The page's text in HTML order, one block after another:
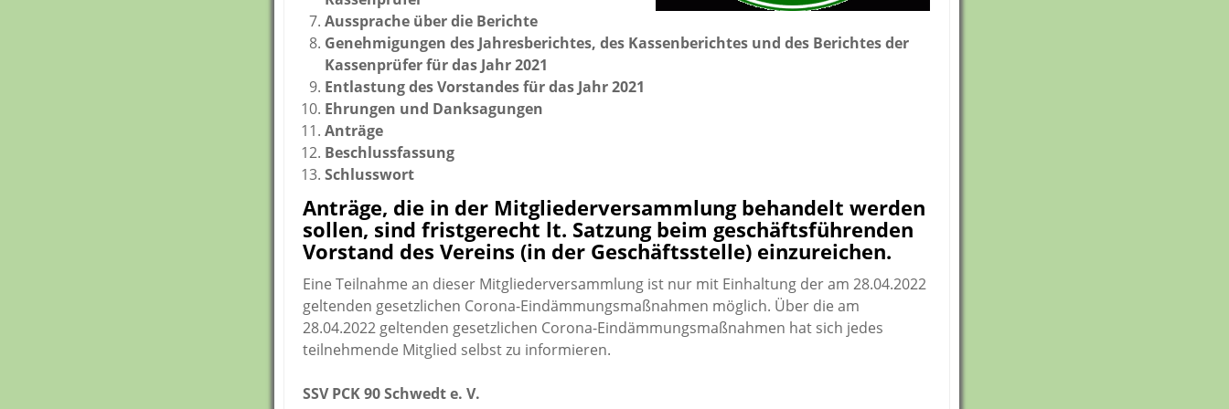
Aussprache über die Berichte
Genehmigungen des Jahresberichtes, des Kassenberichtes und des Berichtes der
Kassenprüfer für das Jahr 2021
Entlastung des Vorstandes für das Jahr 2021
Ehrungen und Danksagungen
Anträge
Beschlussfassung
Schlusswort
Anträge, die in der Mitgliederversammlung behandelt werden
sollen, sind fristgerecht lt. Satzung beim geschäftsführenden
Vorstand des Vereins (in der Geschäftsstelle) einzureichen.
Eine Teilnahme an dieser Mitgliederversammlung ist nur mit Einhaltung der am 28.04.2022
geltenden gesetzlichen Corona-Eindämmungsmaßnahmen möglich. Über die am
28.04.2022 geltenden gesetzlichen Corona-Eindämmungsmaßnahmen hat sich jedes
teilnehmende Mitglied selbst zu informieren.
SSV PCK 90 Schwedt e. V.